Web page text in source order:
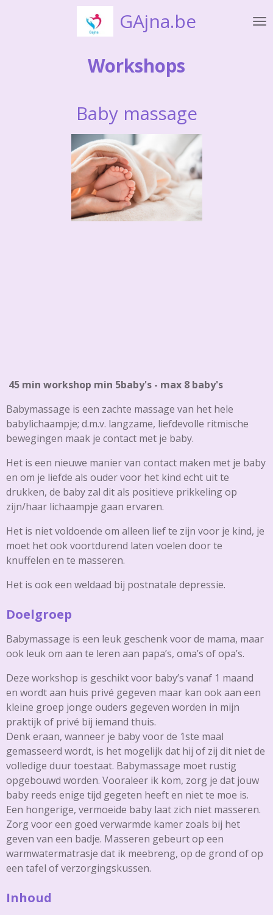
GAjna.be
Workshops
Baby massage
45 min workshop min 5baby's - max 8 baby's
Babymassage is een zachte massage van het hele
babylichaampje; d.m.v. langzame, liefdevolle ritmische
bewegingen maak je contact met je baby.
Het is een nieuwe manier van contact maken met je baby
en om je liefde als ouder voor het kind echt uit te
drukken, de baby zal dit als positieve prikkeling op
zijn/haar lichaampje gaan ervaren.
Het is niet voldoende om alleen lief te zijn voor je kind, je
moet het ook voortdurend laten voelen door te
knuffelen en te masseren.
Het is ook een weldaad bij postnatale depressie.
Doelgroep
Babymassage is een leuk geschenk voor de mama, maar
ook leuk om aan te leren aan papa’s, oma’s of opa’s.
Deze workshop is geschikt voor baby’s vanaf 1 maand
en wordt aan huis privé gegeven maar kan ook aan een
kleine groep jonge ouders gegeven worden in mijn
praktijk of privé bij iemand thuis.
Denk eraan, wanneer je baby voor de 1ste maal
gemasseerd wordt, is het mogelijk dat hij of zij dit niet de
volledige duur toestaat. Babymassage moet rustig
opgebouwd worden. Vooraleer ik kom, zorg je dat jouw
baby reeds enige tijd gegeten heeft en niet te moe is.
Een hongerige, vermoeide baby laat zich niet masseren.
Zorg voor een goed verwarmde kamer zoals bij het
geven van een badje. Masseren gebeurt op een
warmwatermatrasje dat ik meebreng, op de grond of op
een tafel of verzorgingskussen.
Inhoud